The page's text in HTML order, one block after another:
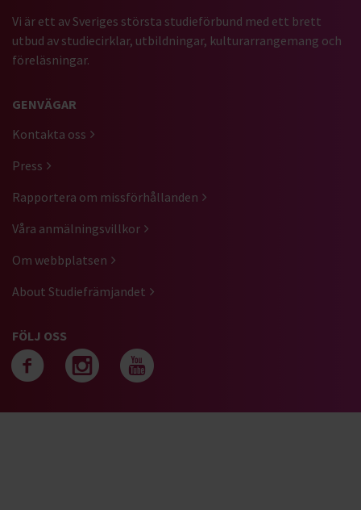
Vi är ett av Sveriges största studieförbund med ett brett
utbud av studiecirklar, utbildningar, kulturarrangemang och
föreläsningar.
GENVÄGAR
Kontakta oss
Press
Rapportera om missförhållanden
Våra anmälningsvillkor
Om webbplatsen
About Studiefrämjandet
FÖLJ OSS
Följ oss på facebook
Följ oss på
Följ oss på